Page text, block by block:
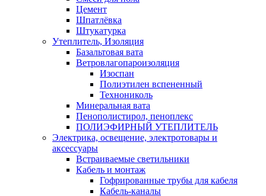
Цемент
Шпатлёвка
Штукатурка
Утеплитель, Изоляция
Базальтовая вата
Ветровлагопароизоляция
Изоспан
Полиэтилен вспененный
Технониколь
Минеральная вата
Пенополистирол, пеноплекс
ПОЛИЭФИРНЫЙ УТЕПЛИТЕЛЬ
Электрика, освещение, электротовары и
аксессуары
Встраиваемые светильники
Кабель и монтаж
Гофрированные трубы для кабеля
Кабель-каналы